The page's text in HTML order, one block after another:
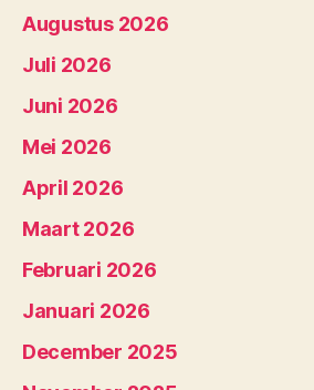
Augustus 2026
Juli 2026
Juni 2026
Mei 2026
April 2026
Maart 2026
Februari 2026
Januari 2026
December 2025